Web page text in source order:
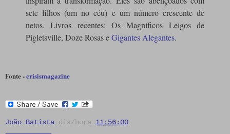
sete filhos (um no céu) e um número crescente de
netos. Livros recentes: Os Magníficos Leigos de
Pigletsville, Doze Rosas eGigantes Alegantes.
Fonte -crisismagazine
João Batista dia/hora 11:56:00